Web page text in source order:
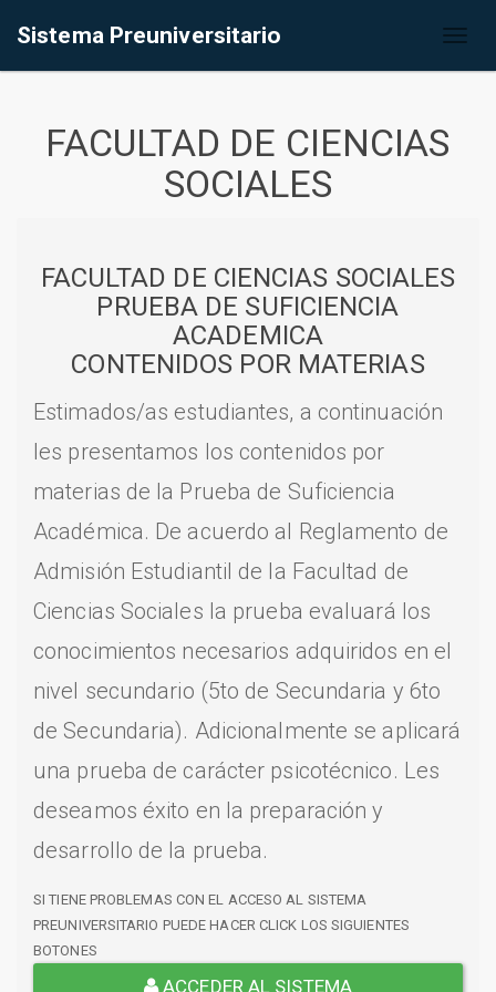
Sistema Preuniversitario
FACULTAD DE CIENCIAS
SOCIALES
FACULTAD DE CIENCIAS SOCIALES
PRUEBA DE SUFICIENCIA
ACADEMICA
CONTENIDOS POR MATERIAS
Estimados/as estudiantes, a continuación
les presentamos los contenidos por
materias de la Prueba de Suficiencia
Académica. De acuerdo al Reglamento de
Admisión Estudiantil de la Facultad de
Ciencias Sociales la prueba evaluará los
conocimientos necesarios adquiridos en el
nivel secundario (5to de Secundaria y 6to
de Secundaria). Adicionalmente se aplicará
una prueba de carácter psicotécnico. Les
deseamos éxito en la preparación y
desarrollo de la prueba.
SI TIENE PROBLEMAS CON EL ACCESO AL SISTEMA
PREUNIVERSITARIO PUEDE HACER CLICK LOS SIGUIENTES
BOTONES
ACCEDER AL SISTEMA